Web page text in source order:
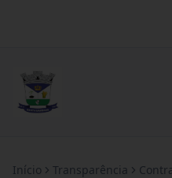
Início Transparência